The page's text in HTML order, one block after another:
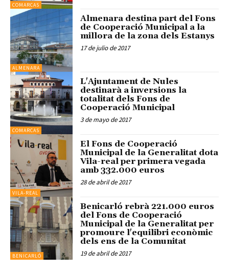
COMARCAS
ALMENARA
Almenara destina part del Fons
de Cooperació Municipal a la
millora de la zona dels Estanys
17 de julio de 2017
COMARCAS
L'Ajuntament de Nules
destinarà a inversions la
totalitat dels Fons de
Cooperació Municipal
3 de mayo de 2017
VILA-REAL
El Fons de Cooperació
Municipal de la Generalitat dota
Vila-real per primera vegada
amb 332.000 euros
28 de abril de 2017
BENICARLÓ
Benicarló rebrà 221.000 euros
del Fons de Cooperació
Municipal de la Generalitat per
promoure l'equilibri econòmic
dels ens de la Comunitat
19 de abril de 2017